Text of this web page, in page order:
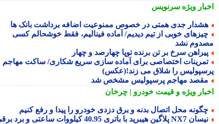
ویژهسرنویس
جدی همتی در خصوص ممنوعیت اضافه برداشت بانک ها
خوبی از تیم دیدیم/ آماده فینالیم، فقط خوشحالم کسی
نشد
سرخ بر تن برنده توپا چهارصد و چهار
اختصاصی برای آماده سازی سریع شکاری/ ساکت مهاجم
را شلاق می زند!(عکس)
مهاجم پرسپولیس مشخص شد
ویژهو قیمت خودرو | چرخان
محل اتصال بدنه و برق دزدی خودرو را پیدا و رفع کنیم
نیسان NX7 پلاگین هیبرید با باتری 40.95 کیلووات ساعتی و برد برقی